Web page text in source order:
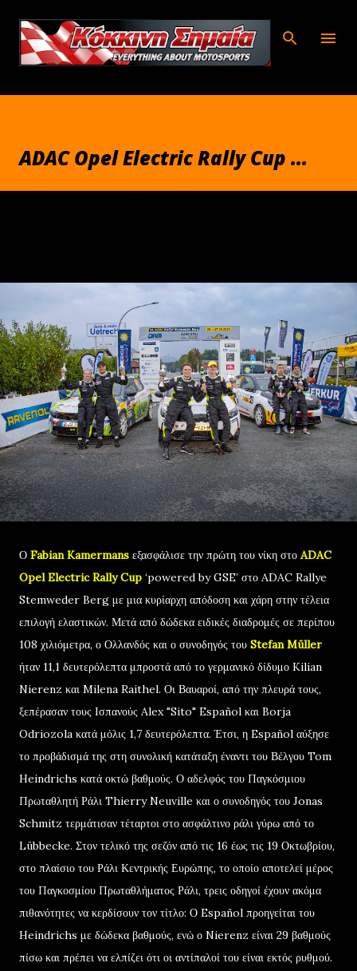
Μετάβαση στο κύριο περιεχόμενο
ADAC Opel Electric Rally Cup ...
Ο Fabian Kamermans εξασφάλισε την πρώτη του νίκη στο ADAC
Opel Electric Rally Cup ‘powered by GSE’ στο ADAC Rallye
Stemweder Berg με μια κυρίαρχη απόδοση και χάρη στην τέλεια
επιλογή ελαστικών. Μετά από δώδεκα ειδικές διαδρομές σε περίπου
108 χιλιόμετρα, ο Ολλανδός και ο συνοδηγός του Stefan Müller
ήταν 11,1 δευτερόλεπτα μπροστά από το γερμανικό δίδυμο Kilian
Nierenz και Milena Raithel. Οι Βαυαροί, από την πλευρά τους,
ξεπέρασαν τους Ισπανούς Alex "Sito" Español και Borja
Odriozola κατά μόλις 1,7 δευτερόλεπτα. Έτσι, η Español αύξησε
το προβάδισμά της στη συνολική κατάταξη έναντι του Βέλγου Tom
Heindrichs κατά οκτώ βαθμούς. Ο αδελφός του Παγκόσμιου
Πρωταθλητή Ράλι Thierry Neuville και ο συνοδηγός του Jonas
Schmitz τερμάτισαν τέταρτοι στο ασφάλτινο ράλι γύρω από το
Lübbecke. Στον τελικό της σεζόν από τις 16 έως τις 19 Οκτωβρίου,
στο πλαίσιο του Ράλι Κεντρικής Ευρώπης, το οποίο αποτελεί μέρος
του Παγκοσμίου Πρωταθλήματος Ράλι, τρεις οδηγοί έχουν ακόμα
πιθανότητες να κερδίσουν τον τίτλο: Ο Español προηγείται του
Heindrichs με δώδεκα βαθμούς, ενώ ο Nierenz είναι 29 βαθμούς
πίσω και πρέπει να ελπίζει ότι οι αντίπαλοί του είναι εκτός ρυθμού.